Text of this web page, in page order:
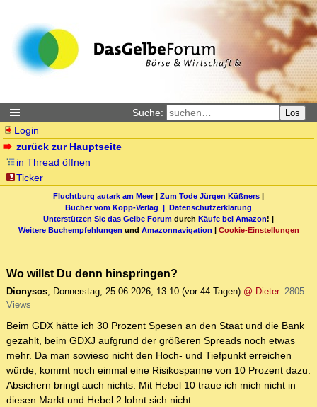
Suche: Los
Login
zurück zur Hauptseite
in Thread öffnen
Ticker
Fluchtburg autark am Meer| Zum Tode Jürgen Küßners |
Bücher vom Kopp-Verlag | Datenschutzerklärung
Unterstützen Sie das Gelbe Forum durch Käufe bei Amazon! |
Weitere Buchempfehlungen und Amazonnavigation | Cookie-Einstellungen
Wo willst Du denn hinspringen?
Dionysos, Donnerstag, 25.06.2026, 13:10 (vor 44 Tagen) @ Dieter 2805
Views
Beim GDX hätte ich 30 Prozent Spesen an den Staat und die Bank
gezahlt, beim GDXJ aufgrund der größeren Spreads noch etwas
mehr. Da man sowieso nicht den Hoch- und Tiefpunkt erreichen
würde, kommt noch einmal eine Risikospanne von 10 Prozent dazu.
Absichern bringt auch nichts. Mit Hebel 10 traue ich mich nicht in
diesen Markt und Hebel 2 lohnt sich nicht.